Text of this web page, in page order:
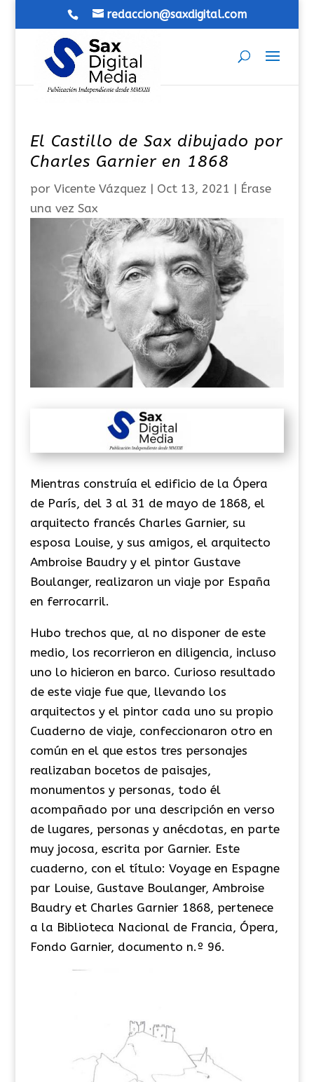
redaccion@saxdigital.com
El Castillo de Sax dibujado por
Charles Garnier en 1868
por Vicente Vázquez | Oct 13, 2021 | Érase
una vez Sax
Mientras construía el edificio de la Ópera
de París, del 3 al 31 de mayo de 1868, el
arquitecto francés Charles Garnier, su
esposa Louise, y sus amigos, el arquitecto
Ambroise Baudry y el pintor Gustave
Boulanger, realizaron un viaje por España
en ferrocarril.
Hubo trechos que, al no disponer de este
medio, los recorrieron en diligencia, incluso
uno lo hicieron en barco. Curioso resultado
de este viaje fue que, llevando los
arquitectos y el pintor cada uno su propio
Cuaderno de viaje, confeccionaron otro en
común en el que estos tres personajes
realizaban bocetos de paisajes,
monumentos y personas, todo él
acompañado por una descripción en verso
de lugares, personas y anécdotas, en parte
muy jocosa, escrita por Garnier. Este
cuaderno, con el título: Voyage en Espagne
par Louise, Gustave Boulanger, Ambroise
Baudry et Charles Garnier 1868, pertenece
a la Biblioteca Nacional de Francia, Ópera,
Fondo Garnier, documento n.º 96.